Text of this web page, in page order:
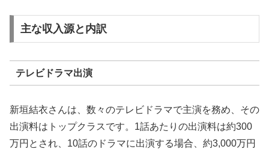
主な収入源と内訳
テレビドラマ出演
新垣結衣さんは、数々のテレビドラマで主演を務め、その
出演料はトップクラスです。1話あたりの出演料は約300
万円とされ、10話のドラマに出演する場合、約3,000万円